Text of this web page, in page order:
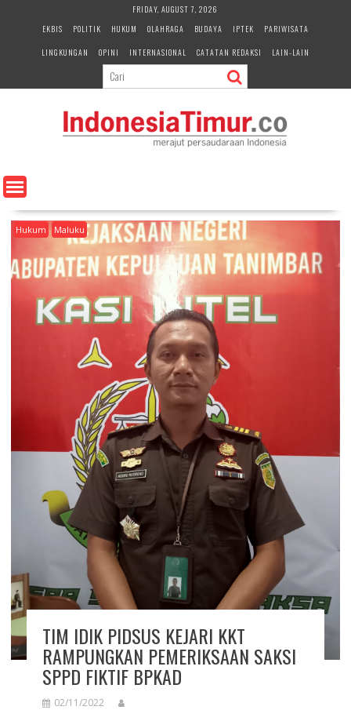
e
n
FRIDAY, AUGUST 7, 2026
EKBIS
POLITIK HUKUM OLAHRAGA BUDAYA IPTEK
PARIWISATA
LINGKUNGAN
OPINI INTERNASIONAL CATATAN REDAKSI LAIN-LAIN
Hukum Maluku
TIM IDIK PIDSUS KEJARI KKT
RAMPUNGKAN PEMERIKSAAN SAKSI
SPPD FIKTIF BPKAD
02/11/2022